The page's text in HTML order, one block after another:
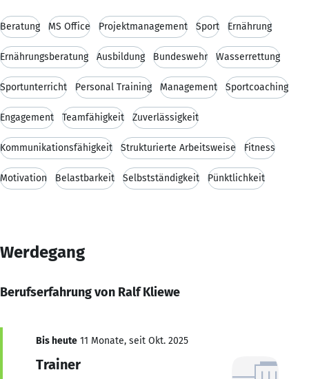
Beratung MS Office Projektmanagement Sport Ernährung
Ernährungsberatung Ausbildung Bundeswehr Wasserrettung
Sportunterricht Personal Training Management Sportcoaching
Engagement Teamfähigkeit Zuverlässigkeit
Kommunikationsfähigkeit Strukturierte Arbeitsweise Fitness
Motivation Belastbarkeit Selbstständigkeit Pünktlichkeit
Werdegang
Berufserfahrung von Ralf Kliewe
Bis heute 11 Monate, seit Okt. 2025
Trainer